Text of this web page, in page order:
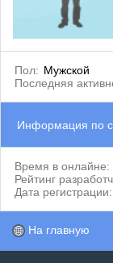
Пол: Мужской
Последняя
Информация по
Время в онлайне:
Рейтинг
Дата регистрации:
На главную